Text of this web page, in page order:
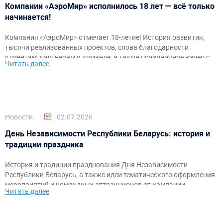
Компании «АэроМир» исполнилось 18 лет — всё только
начинается!
Компания «АэроМир» отмечает 18-летие! История развития,
тысячи реализованных проектов, слова благодарности
клиентам, партнёрам и команде, а также праздничное видео с
самыми яркими моментами за годы работы.
Читать далее
Новости 02.07.2026
День Независимости Республики Беларусь: история и
традиции праздника
История и традиции празднования Дня Независимости
Республики Беларусь, а также идеи тематического оформления
мероприятий и командных аттракционов от компании
«АэроМир».
Читать далее